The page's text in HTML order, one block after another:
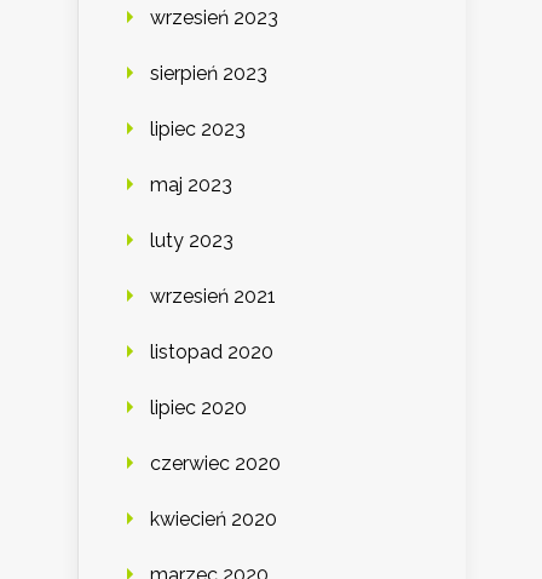
wrzesień 2023
sierpień 2023
lipiec 2023
maj 2023
luty 2023
wrzesień 2021
listopad 2020
lipiec 2020
czerwiec 2020
kwiecień 2020